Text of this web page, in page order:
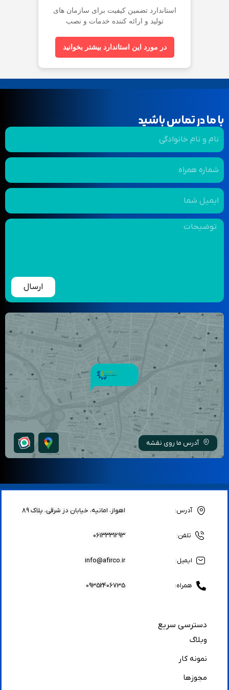
استاندارد تضمین کیفیت برای سازمان های
تولید و ارائه کننده خدمات و نصب
در مورد این استاندارد بیشتر بخوانید
با ما در تماس باشید
ارسال
آدرس ما روی نقشه
آدرس:
تلفن:
ایمیل:
همراه:
اهواز، امانیه، خیابان دز شرقی، پلاک ۸۹
۰۶۱۳۳۳۱۲۹۳
info@afirco.ir
09352406735
دسترسی سریع
وبلاگ
نمونه کار
مجوزها